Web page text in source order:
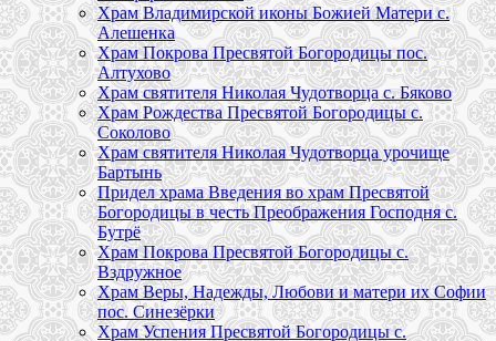
Храм Владимирской иконы Божией Матери с.
Алешенка
Храм Покрова Пресвятой Богородицы пос.
Алтухово
Храм святителя Николая Чудотворца с. Бяково
Храм Рождества Пресвятой Богородицы с.
Соколово
Храм святителя Николая Чудотворца урочище
Бартынь
Придел храма Введения во храм Пресвятой
Богородицы в честь Преображения Господня с.
Бутрё
Храм Покрова Пресвятой Богородицы с.
Вздружное
Храм Веры, Надежды, Любови и матери их Софии
пос. Синезёрки
Храм Успения Пресвятой Богородицы с.